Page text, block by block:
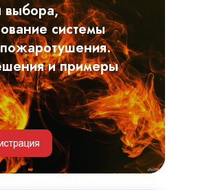
выбора,
системы
пожаротушения.
и примеры